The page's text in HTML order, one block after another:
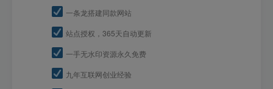
一条龙搭建同款网站
站点授权，365天自动更新
一手无水印资源永久免费
九年互联网创业经验